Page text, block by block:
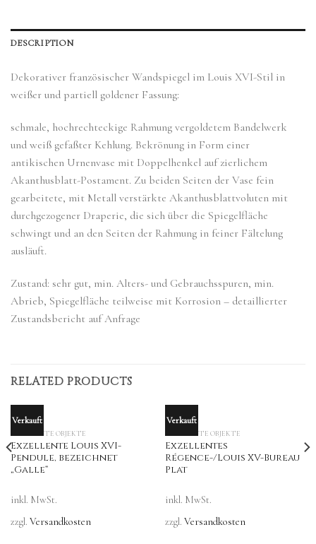
DESCRIPTION
Dekorativer französischer Wandspiegel im Louis XVI-Stil in
weißer und partiell goldener Fassung:
schmale, hochrechteckige Rahmung vergoldetem Bandelwerk
und weiß gefaßter Kehlung. Bekrönung in Form einer
antikischen Urnenvase mit Doppelhenkel auf zierlichem
Akanthusblatt-Postament. Zu beiden Seiten der Vase fein
gearbeitete, mit Metall verstärkte Akanthusblattvoluten mit
durchgezogener Draperie, die sich über die Spiegelfläche
schwingt und an den Seiten der Rahmung in feiner Fältelung
ausläuft.
Zustand: sehr gut, min. Alters- und Gebrauchsspuren, min.
Abrieb, Spiegelfläche teilweise mit Korrosion – detaillierter
Zustandsbericht auf Anfrage
RELATED PRODUCTS
Verkauft
OUT OF STOCK
VERKAUFTE OBJEKTE
Exzellente Louis XVI-
Pendule, bezeichnet
„Galle“
inkl. MwSt.
zzgl. Versandkosten
Verkauft
OUT OF STOCK
VERKAUFTE OBJEKTE
Exzellentes
Régence-/Louis XV-Bureau
Plat
inkl. MwSt.
zzgl. Versandkosten